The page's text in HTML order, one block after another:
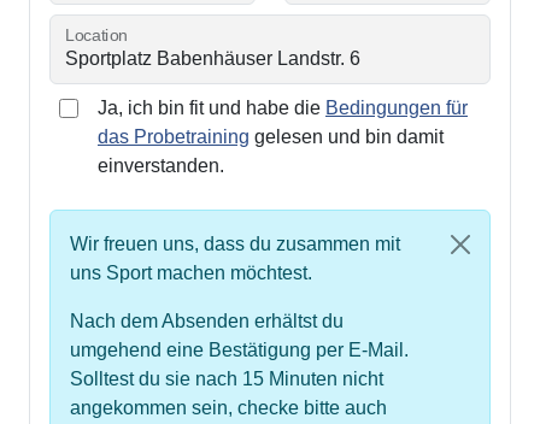
Location
Ja, ich bin fit und habe die Bedingungen für
das Probetraining gelesen und bin damit
einverstanden.
Wir freuen uns, dass du zusammen mit
uns Sport machen möchtest.
Nach dem Absenden erhältst du
umgehend eine Bestätigung per E-Mail.
Solltest du sie nach 15 Minuten nicht
angekommen sein, checke bitte auch